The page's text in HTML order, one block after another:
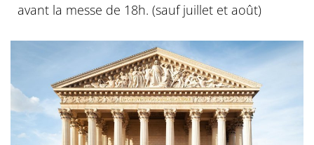
avant la messe de 18h. (sauf juillet et août)